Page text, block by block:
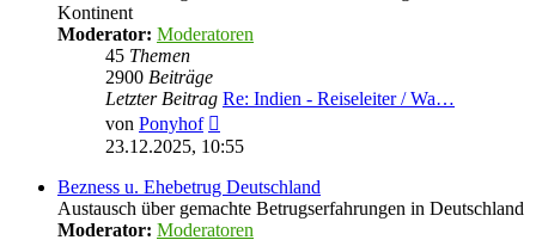
Kontinent
Moderator: Moderatoren
45 Themen
2900 Beiträge
Letzter Beitrag Re: Indien - Reiseleiter / Wa…
von Ponyhof
Beitrag
23.12.2025, 10:55
Bezness u. Ehebetrug Deutschland
Austausch über gemachte Betrugserfahrungen in Deutschland
Moderator: Moderatoren